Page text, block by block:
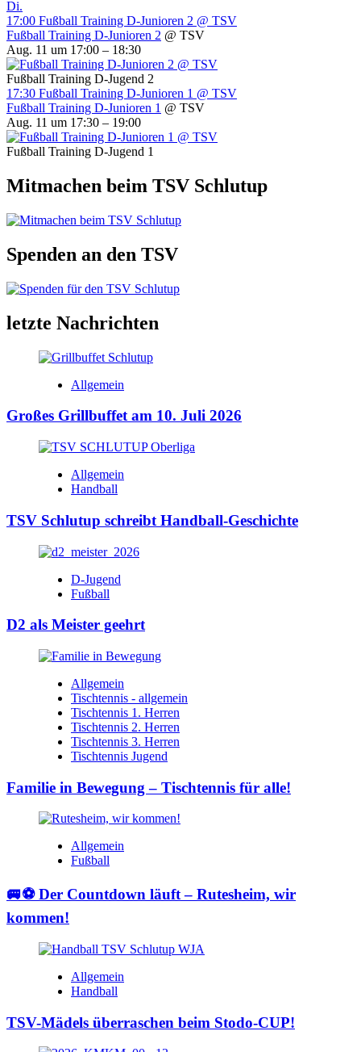
Di.
17:00 Fußball Training D-Junioren 2 @ TSV
Fußball Training D-Junioren 2 @ TSV
Aug. 11 um 17:00 – 18:30
Fußball Training D-Jugend 2
17:30 Fußball Training D-Junioren 1 @ TSV
Fußball Training D-Junioren 1 @ TSV
Aug. 11 um 17:30 – 19:00
Fußball Training D-Jugend 1
Mitmachen beim TSV Schlutup
Spenden an den TSV
letzte Nachrichten
Allgemein
Großes Grillbuffet am 10. Juli 2026
Allgemein
Handball
TSV Schlutup schreibt Handball-Geschichte
D-Jugend
Fußball
D2 als Meister geehrt
Allgemein
Tischtennis - allgemein
Tischtennis 1. Herren
Tischtennis 2. Herren
Tischtennis 3. Herren
Tischtennis Jugend
Familie in Bewegung – Tischtennis für alle!
Allgemein
Fußball
🚐⚽ Der Countdown läuft – Rutesheim, wir
kommen!
Allgemein
Handball
TSV-Mädels überraschen beim Stodo-CUP!